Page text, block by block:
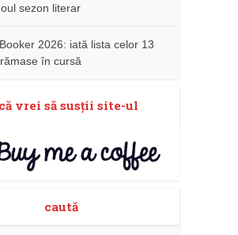
sezon literar
2026: iată lista celor 13
în cursă
vrei să susţii site-ul
caută